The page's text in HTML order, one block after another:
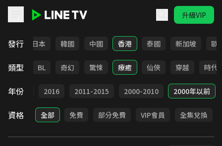
升級VIP
發行
台灣 日本 韓國 中國 香港 泰國 新加坡 歐
類型
勵志 BL 奇幻 驚悚 療癒 仙俠 穿越 時代
年份
2017 2016 2011-2015 2000-2010 2000年以前
資格 全部 免費 部分免費 VIP會員 全集兌換